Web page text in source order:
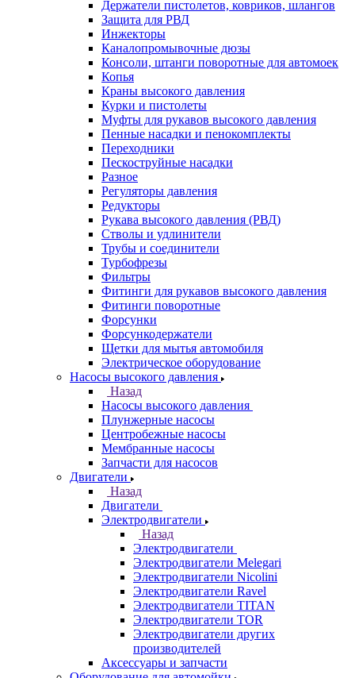
Держатели пистолетов, ковриков, шлангов
Защита для РВД
Инжекторы
Каналопромывочные дюзы
Консоли, штанги поворотные для автомоек
Копья
Краны высокого давления
Курки и пистолеты
Муфты для рукавов высокого давления
Пенные насадки и пенокомплекты
Переходники
Пескоструйные насадки
Разное
Регуляторы давления
Редукторы
Рукава высокого давления (РВД)
Стволы и удлинители
Трубы и соединители
Турбофрезы
Фильтры
Фитинги для рукавов высокого давления
Фитинги поворотные
Форсунки
Форсункодержатели
Щетки для мытья автомобиля
Электрическое оборудование
Насосы высокого давления
Назад
Насосы высокого давления
Плунжерные насосы
Центробежные насосы
Мембранные насосы
Запчасти для насосов
Двигатели
Назад
Двигатели
Электродвигатели
Назад
Электродвигатели
Электродвигатели Melegari
Электродвигатели Nicolini
Электродвигатели Ravel
Электродвигатели TITAN
Электродвигатели TOR
Электродвигатели других
производителей
Аксессуары и запчасти